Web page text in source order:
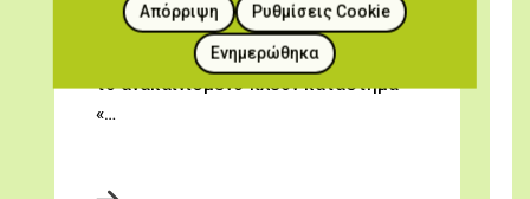
Απέναντι από την πλατεία
Γεροσκήπου, βρίσκεται από το 1895,
το ανακαινισμένο πλέον κατάστημα
«…
Ρυθμίσεις Cookie
Απόρριψη
Ενημερώθηκα